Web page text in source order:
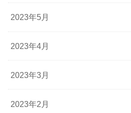
2023年5月
2023年4月
2023年3月
2023年2月